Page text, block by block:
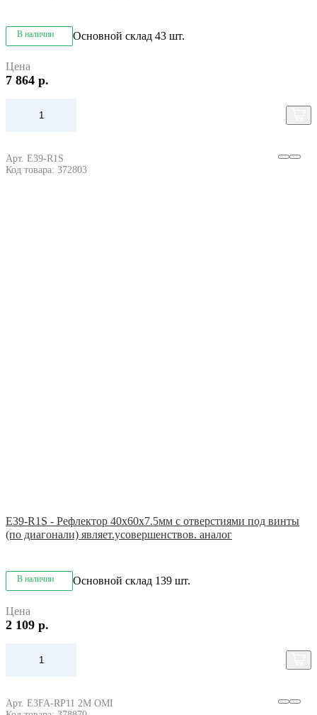
В наличии Основной склад 43 шт.
Цена
7 864 р.
Арт. E39-R1S
Код товара: 372803
E39-R1S - Рефлектор 40x60x7.5мм с отверстиями под винты
(по диагонали) являет.усовершенствов. аналог
В наличии Основной склад 139 шт.
Цена
2 109 р.
Арт. E3FA-RP11 2M OMI